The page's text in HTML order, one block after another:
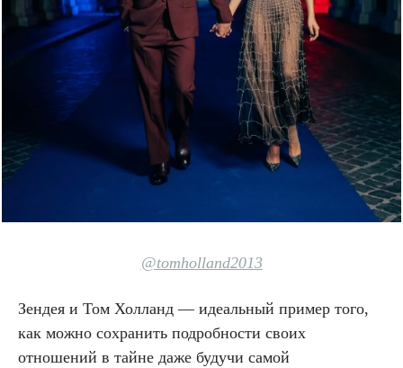
@tomholland2013
Зендея и Том Холланд — идеальный пример того,
как можно сохранить подробности своих
отношений в тайне даже будучи самой